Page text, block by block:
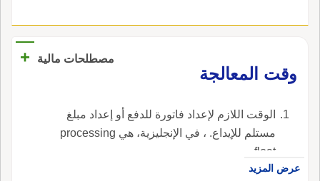
مصطلحات مالية
+
وقت المعالجة
الوقت اللازم لإعداد فاتورة للدفع أو إعداد مبلغ
مستلم للإيداع. ، في الإنجليزية، هي processing
float.
عرض المزيد